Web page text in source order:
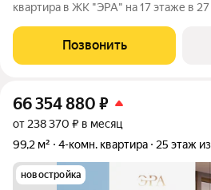
квартира в ЖК "ЭРА" на 17 этаже в
потолков 3.15 м. Современный
Дербеневской набережной,
Позвонить
66 354 880 ₽
от 238 370 ₽ в месяц
99,2 м²
4-комн. квартира 25 этаж
новостройка